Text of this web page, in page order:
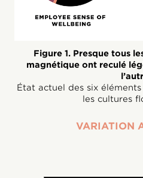
Figure 1. Presque tous
magnétique ont reculé
État actuel des six
les cultures
VARIATION